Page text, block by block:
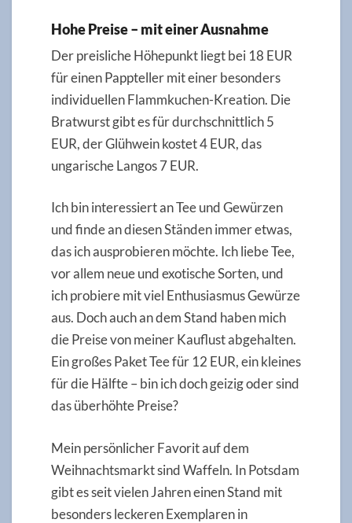
Hohe Preise – mit einer Ausnahme
Der preisliche Höhepunkt liegt bei 18 EUR
für einen Pappteller mit einer besonders
individuellen Flammkuchen-Kreation. Die
Bratwurst gibt es für durchschnittlich 5
EUR, der Glühwein kostet 4 EUR, das
ungarische Langos 7 EUR.
Ich bin interessiert an Tee und Gewürzen
und finde an diesen Ständen immer etwas,
das ich ausprobieren möchte. Ich liebe Tee,
vor allem neue und exotische Sorten, und
ich probiere mit viel Enthusiasmus Gewürze
aus. Doch auch an dem Stand haben mich
die Preise von meiner Kauflust abgehalten.
Ein großes Paket Tee für 12 EUR, ein kleines
für die Hälfte – bin ich doch geizig oder sind
das überhöhte Preise?
Mein persönlicher Favorit auf dem
Weihnachtsmarkt sind Waffeln. In Potsdam
gibt es seit vielen Jahren einen Stand mit
besonders leckeren Exemplaren in